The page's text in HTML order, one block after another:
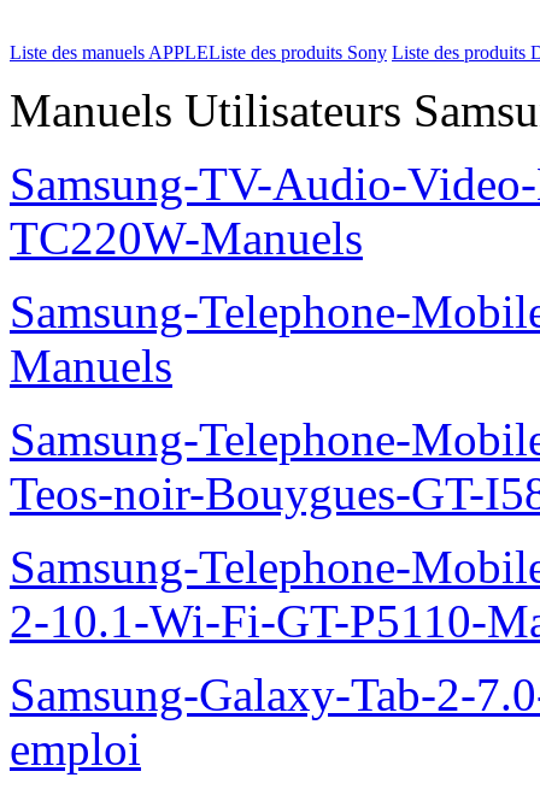
Liste des manuels APPLEListe des produits Sony Liste des produits
Manuels Utilisateurs
Samsung-TV-Audio-
TC220W-Manuels
Samsung-Telephone-
Manuels
Samsung-Telephone-
Teos-noir-Bouygues-GT-
Samsung-Telephone-
2-10.1-Wi-Fi-GT-P5110-
Samsung-Galaxy-Tab-2-
emploi